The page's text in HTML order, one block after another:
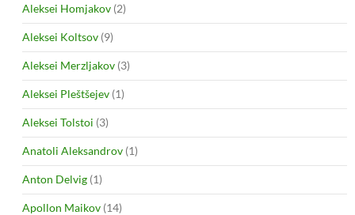
Aleksei Homjakov (2)
Aleksei Koltsov (9)
Aleksei Merzljakov (3)
Aleksei Pleštšejev (1)
Aleksei Tolstoi (3)
Anatoli Aleksandrov (1)
Anton Delvig (1)
Apollon Maikov (14)